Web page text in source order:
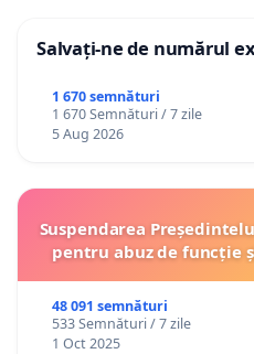
Salvați-ne de numărul
1 670 semnături
1 670 Semnături / 7 zile
5 Aug 2026
Suspendarea
pentru abuz de funcție
48 091 semnături
533 Semnături / 7 zile
1 Oct 2025